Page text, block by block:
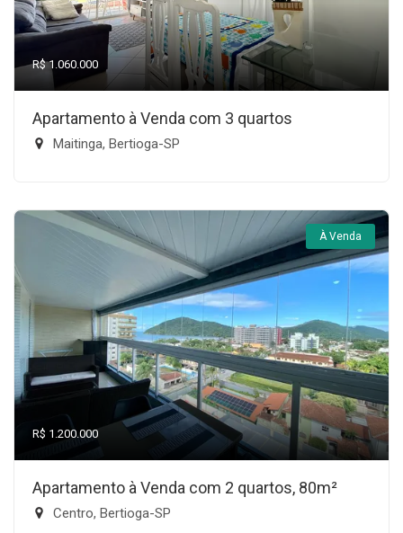
R$ 1.060.000
Apartamento à Venda com 3 quartos
Maitinga, Bertioga-SP
À Venda
R$ 1.200.000
Apartamento à Venda com 2 quartos, 80m²
Centro, Bertioga-SP